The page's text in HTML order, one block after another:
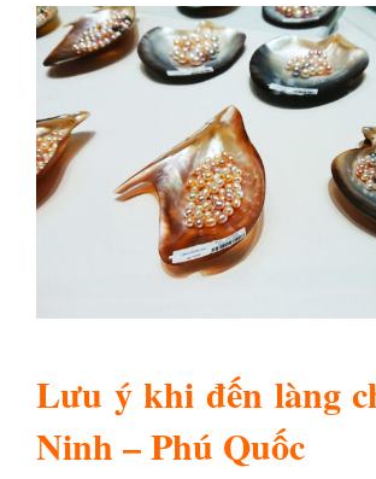
Lưu ý khi đến làng
Ninh – Phú Quốc